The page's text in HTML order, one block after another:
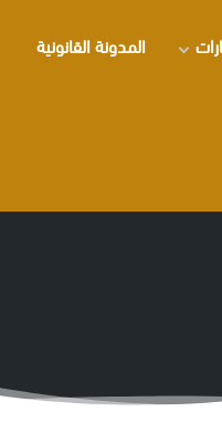
المدونة القانونية